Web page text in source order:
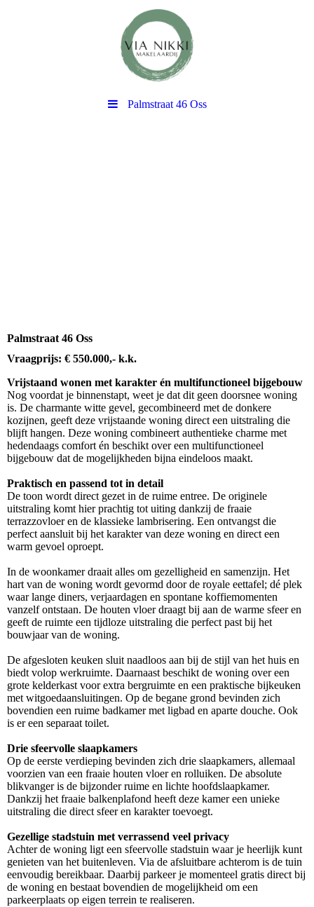
Palmstraat 46 Oss
Palmstraat 46 Oss
Vraagprijs: € 550.000,- k.k.
Vrijstaand wonen met karakter én multifunctioneel bijgebouw
Nog voordat je binnenstapt, weet je dat dit geen doorsnee woning
is. De charmante witte gevel, gecombineerd met de donkere
kozijnen, geeft deze vrijstaande woning direct een uitstraling die
blijft hangen. Deze woning combineert authentieke charme met
hedendaags comfort én beschikt over een multifunctioneel
bijgebouw dat de mogelijkheden bijna eindeloos maakt.
Praktisch en passend tot in detail
De toon wordt direct gezet in de ruime entree. De originele
uitstraling komt hier prachtig tot uiting dankzij de fraaie
terrazzovloer en de klassieke lambrisering. Een ontvangst die
perfect aansluit bij het karakter van deze woning en direct een
warm gevoel oproept.
In de woonkamer draait alles om gezelligheid en samenzijn. Het
hart van de woning wordt gevormd door de royale eettafel; dé plek
waar lange diners, verjaardagen en spontane koffiemomenten
vanzelf ontstaan. De houten vloer draagt bij aan de warme sfeer en
geeft de ruimte een tijdloze uitstraling die perfect past bij het
bouwjaar van de woning.
De afgesloten keuken sluit naadloos aan bij de stijl van het huis en
biedt volop werkruimte. Daarnaast beschikt de woning over een
grote kelderkast voor extra bergruimte en een praktische bijkeuken
met witgoedaansluitingen. Op de begane grond bevinden zich
bovendien een ruime badkamer met ligbad en aparte douche. Ook
is er een separaat toilet.
Drie sfeervolle slaapkamers
Op de eerste verdieping bevinden zich drie slaapkamers, allemaal
voorzien van een fraaie houten vloer en rolluiken. De absolute
blikvanger is de bijzonder ruime en lichte hoofdslaapkamer.
Dankzij het fraaie balkenplafond heeft deze kamer een unieke
uitstraling die direct sfeer en karakter toevoegt.
Gezellige stadstuin met verrassend veel privacy
Achter de woning ligt een sfeervolle stadstuin waar je heerlijk kunt
genieten van het buitenleven. Via de afsluitbare achterom is de tuin
eenvoudig bereikbaar. Daarbij parkeer je momenteel gratis direct bij
de woning en bestaat bovendien de mogelijkheid om een
parkeerplaats op eigen terrein te realiseren.